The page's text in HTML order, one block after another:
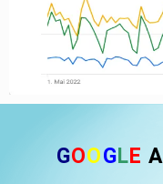
GOOGLE